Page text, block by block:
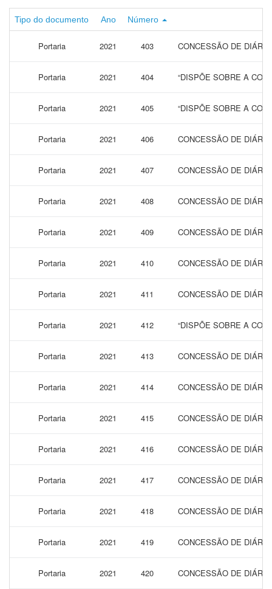
Tipo do documento Ano Número
Portaria 2021 403 CONCESSÃO DE
Portaria 2021 404 “DISPÕE SOBRE A
Portaria 2021 405 “DISPÕE SOBRE A
Portaria 2021 406 CONCESSÃO DE
Portaria 2021 407 CONCESSÃO DE
Portaria 2021 408 CONCESSÃO DE
Portaria 2021 409 CONCESSÃO DE
Portaria 2021 410 CONCESSÃO DE
Portaria 2021 411 CONCESSÃO DE
Portaria 2021 412 “DISPÕE SOBRE A
Portaria 2021 413 CONCESSÃO DE
Portaria 2021 414 CONCESSÃO DE
Portaria 2021 415 CONCESSÃO DE
Portaria 2021 416 CONCESSÃO DE
Portaria 2021 417 CONCESSÃO DE
Portaria 2021 418 CONCESSÃO DE
Portaria 2021 419 CONCESSÃO DE
Portaria 2021 420 CONCESSÃO DE